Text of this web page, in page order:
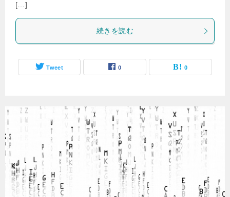
[…]
続きを読む
Tweet 0 0